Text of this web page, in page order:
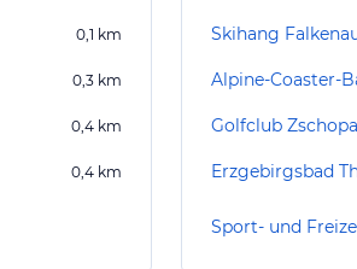
0,1 km
0,3 km
0,4 km
0,4 km
Skihang
Alpine-Coaster-
Golfclub
Erzgebirgsbad
Sport- und